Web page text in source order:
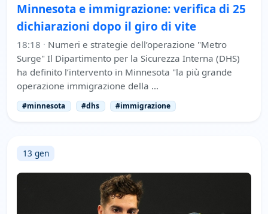
Minnesota e immigrazione: verifica di 25
dichiarazioni dopo il giro di vite
18:18 · Numeri e strategie dell’operazione "Metro
Surge" Il Dipartimento per la Sicurezza Interna (DHS)
ha definito l’intervento in Minnesota "la più grande
operazione immigrazione della …
#minnesota #dhs #immigrazione
13 gen